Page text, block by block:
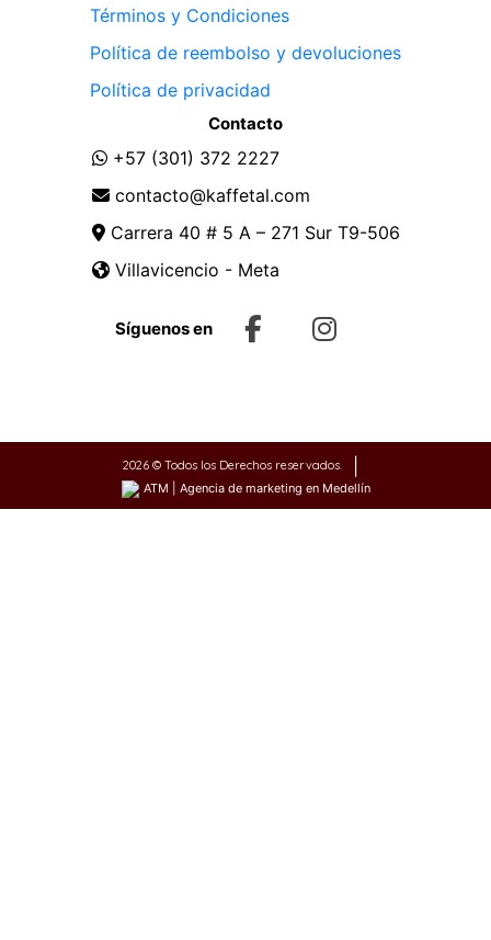
Síguenos en
Contacto
+57 (301) 372 2227
contacto@kaffetal.com
Carrera 40 # 5 A – 271 Sur T9-506
Villavicencio - Meta
Términos y Condiciones
Política de reembolso y devoluciones
Política de privacidad
2026 © Todos los Derechos reservados.
ATM | Agencia de marketing en Medellín